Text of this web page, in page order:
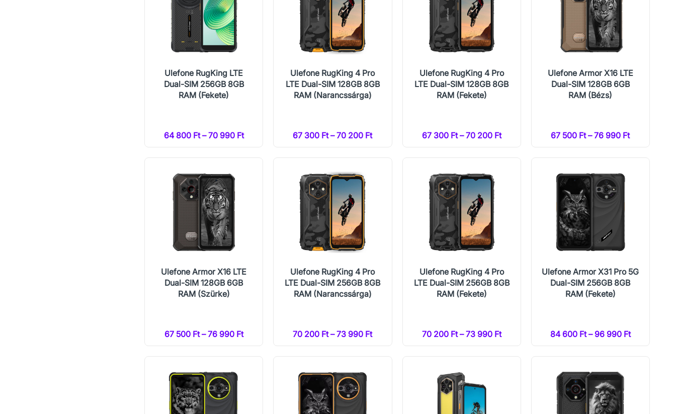
Ulefone RugKing LTE
Dual-SIM 256GB 8GB
RAM (Fekete)
64 800 Ft – 70 990 Ft
Ulefone RugKing 4 Pro
LTE Dual-SIM 128GB 8GB
RAM (Narancssárga)
67 300 Ft – 70 200 Ft
Ulefone RugKing 4 Pro
LTE Dual-SIM 128GB 8GB
RAM (Fekete)
67 300 Ft – 70 200 Ft
Ulefone Armor X16 LTE
Dual-SIM 128GB 6GB
RAM (Bézs)
67 500 Ft – 76 990 Ft
Ulefone Armor X16 LTE
Dual-SIM 128GB 6GB
RAM (Szürke)
67 500 Ft – 76 990 Ft
Ulefone RugKing 4 Pro
LTE Dual-SIM 256GB 8GB
RAM (Narancssárga)
70 200 Ft – 73 990 Ft
Ulefone RugKing 4 Pro
LTE Dual-SIM 256GB 8GB
RAM (Fekete)
70 200 Ft – 73 990 Ft
Ulefone Armor X31 Pro 5G
Dual-SIM 256GB 8GB
RAM (Fekete)
84 600 Ft – 96 990 Ft